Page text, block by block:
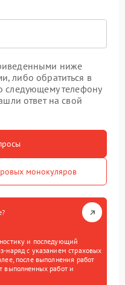
ниже
либо обратиться в
следующему телефону
ответ на свой
монокуляров
и последующий
наряд с указанием страховых
после выполнения работ
выполненных работ и